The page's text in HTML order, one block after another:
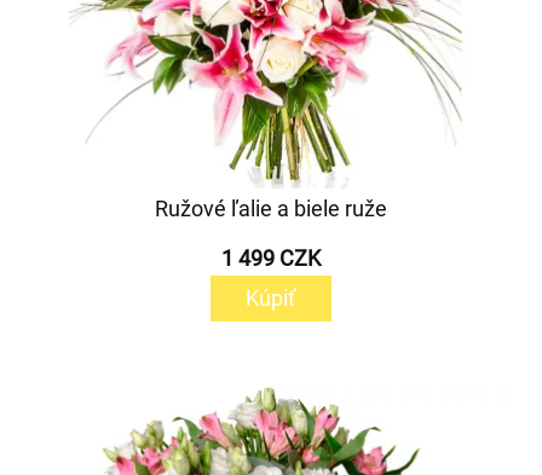
Ružové ľalie a biele ruže
1 499 CZK
Kúpiť